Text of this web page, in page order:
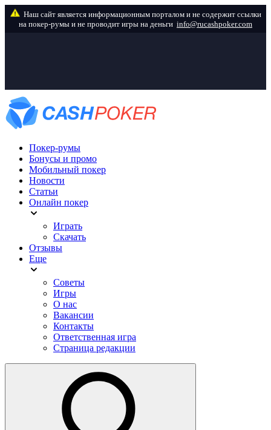
info@rucashpoker.com
Покер-румы
Бонусы и промо
Мобильный покер
Новости
Статьи
Онлайн покер
Играть
Скачать
Отзывы
Еще
Советы
Игры
О нас
Вакансии
Контакты
Ответственная игра
Страница редакции